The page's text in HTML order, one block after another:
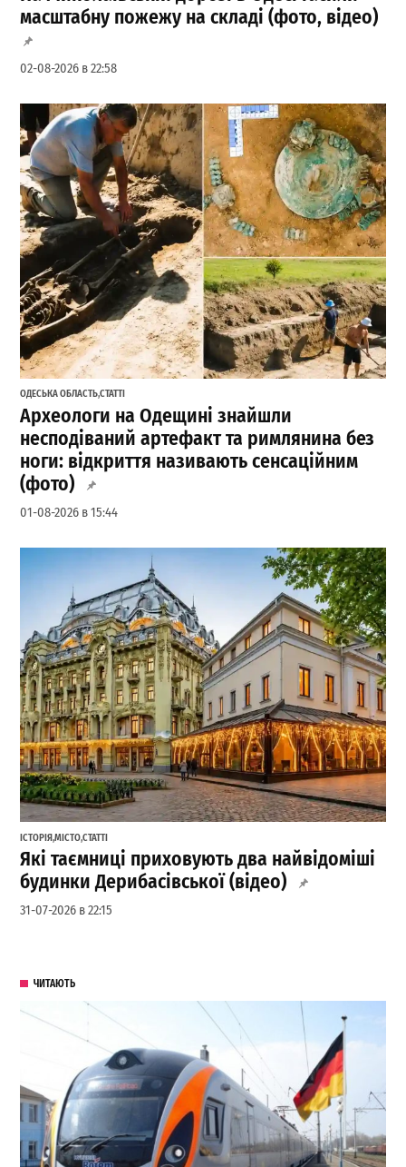
масштабну пожежу на складі (фото, відео)
02-08-2026 в 22:58
ОДЕСЬКА ОБЛАСТЬ,СТАТТІ
Археологи на Одещині знайшли
несподіваний артефакт та римлянина без
ноги: відкриття називають сенсаційним
(фото)
01-08-2026 в 15:44
ІСТОРІЯ,МІСТО,СТАТТІ
Які таємниці приховують два найвідоміші
будинки Дерибасівської (відео)
31-07-2026 в 22:15
ЧИТАЮТЬ